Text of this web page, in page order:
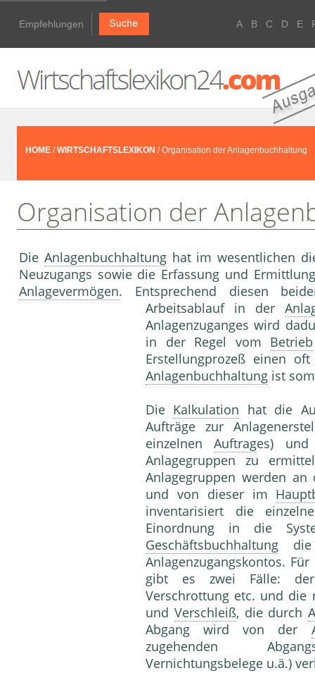
Empfehlungen A B C D E
HOME /WIRTSCHAFTSLEXIKON / Organisation der Anlagenbuchhaltung
Organisation der
Die Anlagenbuchhaltunghat im wesentlichen
Neuzugangs sowie die Erfassung und
Anlagevermögen. Entsprechend diesen
Arbeitsablauf in der
Anlagenzuganges wird
in der Regel vom Betrieb
Erstellungprozeß einen
Anlagenbuchhaltung ist
Die Kalkulation hat die
Aufträge zur
einzelnenAuftrages) und
Anlagegruppen zu
Anlagegruppen werden
und von dieser im
inventarisiert die
Einordnung in die
Geschäftsbuchhaltung
Anlagenzugangskontos.
gibt es zwei Fälle:
Verschrottung etc. und
und Verschleiß, die durch
Abgang wird von der
zugehenden
Vernichtungsbelege u.ä.)